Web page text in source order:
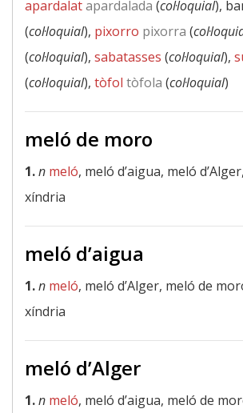
apardalatapardalada (col·loquial),
(col·loquial), pixorro pixorra (
(col·loquial), sabatasses (col·loquial),
(col·loquial), tòfol tòfola (col·loquial)
meló de moro
1.n meló, meló d’aigua, meló d’Alger,
xíndria
meló d’aigua
1.n meló, meló d’Alger, meló de
xíndria
meló d’Alger
1.n meló, meló d’aigua, meló de